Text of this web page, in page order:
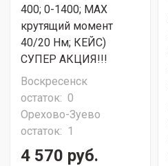
400; 0-1400; МАХ
крутящий момент
40/20 Нм; КЕЙС)
СУПЕР АКЦИЯ!!!
Воскресенск
остаток: 0
Орехово-Зуево
остаток: 1
4 570 руб.